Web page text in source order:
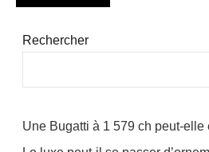
Design
Rechercher
Une Bugatti à 1 579 ch peut-elle